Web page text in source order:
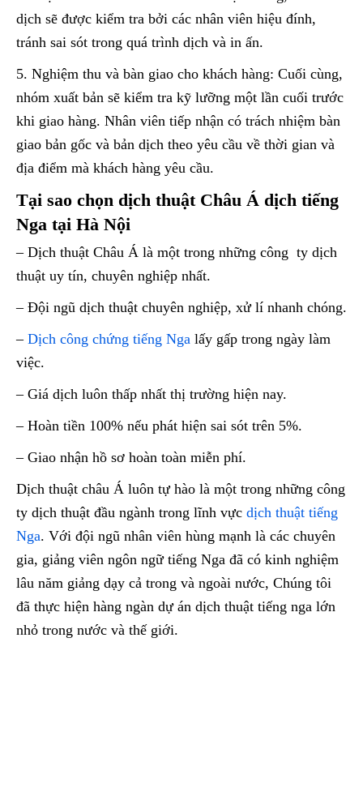
dịch sẽ được kiểm tra bởi các nhân viên hiệu đính,
tránh sai sót trong quá trình dịch và in ấn.
5. Nghiệm thu và bàn giao cho khách hàng: Cuối cùng,
nhóm xuất bản sẽ kiểm tra kỹ lưỡng một lần cuối trước
khi giao hàng. Nhân viên tiếp nhận có trách nhiệm bàn
giao bản gốc và bản dịch theo yêu cầu về thời gian và
địa điểm mà khách hàng yêu cầu.
Tại sao chọn dịch thuật Châu Á dịch tiếng
Nga tại Hà Nội
– Dịch thuật Châu Á là một trong những công ty dịch
thuật uy tín, chuyên nghiệp nhất.
– Đội ngũ dịch thuật chuyên nghiệp, xử lí nhanh chóng.
– Dịch công chứng tiếng Nga lấy gấp trong ngày làm
việc.
– Giá dịch luôn thấp nhất thị trường hiện nay.
– Hoàn tiền 100% nếu phát hiện sai sót trên 5%.
– Giao nhận hồ sơ hoàn toàn miễn phí.
Dịch thuật châu Á luôn tự hào là một trong những công
ty dịch thuật đầu ngành trong lĩnh vực dịch thuật tiếng
Nga. Với đội ngũ nhân viên hùng mạnh là các chuyên
gia, giảng viên ngôn ngữ tiếng Nga đã có kinh nghiệm
lâu năm giảng dạy cả trong và ngoài nước, Chúng tôi
đã thực hiện hàng ngàn dự án dịch thuật tiếng nga lớn
nhỏ trong nước và thế giới.